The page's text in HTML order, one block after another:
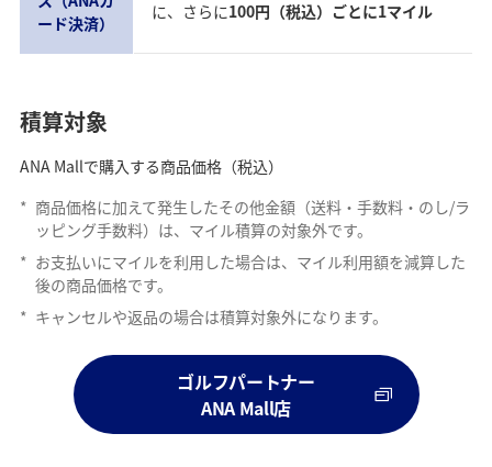
ード決済）
に、さらに100円（税込）ごとに1マイル
積算対象
ANA Mallで購入する商品価格（税込）
* 商品価格に加えて発生したその他金額（送料・手数料・のし/ラ
ッピング手数料）は、マイル積算の対象外です。
* お支払いにマイルを利用した場合は、マイル利用額を減算した
後の商品価格です。
* キャンセルや返品の場合は積算対象外になります。
ゴルフパートナー
ANA Mall店